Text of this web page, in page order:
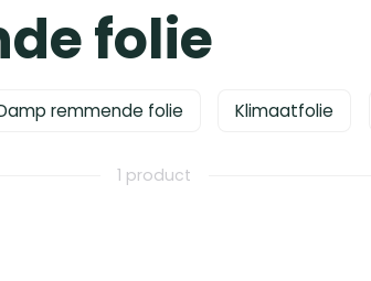
folie
remmende folie Klimaatfolie
1 product